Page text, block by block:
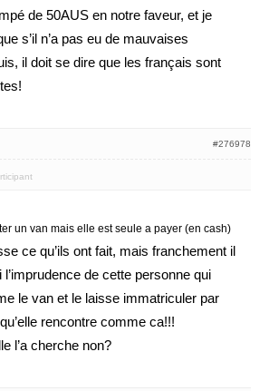
de 50AUS en notre faveur, et je
s’il n’a pas eu de mauvaises
il doit se dire que les français sont
#276978
un van mais elle est seule a payer (en cash)
ce qu’ils ont fait, mais franchement il
de cette personne qui
le van et le laisse immatriculer par
rencontre comme ca!!!
l’a cherche non?